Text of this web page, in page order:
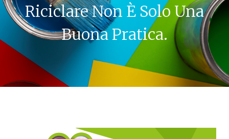
Riciclare Non È Solo Una
Buona Pratica.